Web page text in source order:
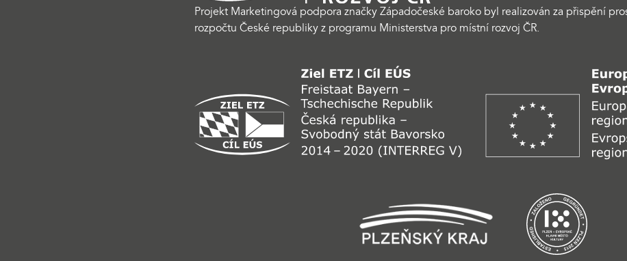
Projekt Marketingová podpora značky Západočeské baroko byl realizován za přispění
rozpočtu České republiky z programu Ministerstva pro místní rozvoj ČR.